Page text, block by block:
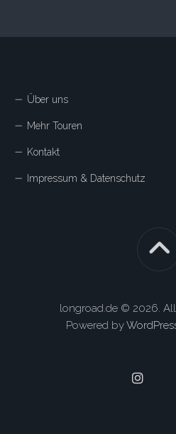
Über uns
Mehr Touren
Kontakt
Impressum & Datenschutz
longroad.de © 2026. All
Powered by